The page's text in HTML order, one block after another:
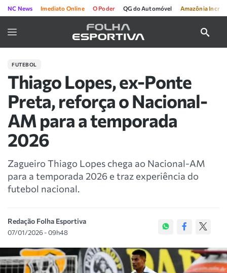
NC News Imediato Online O Poder QG do Automóvel Amazônia
FUTEBOL
Thiago Lopes, ex-Ponte
Preta, reforça o Nacional-
AM para a temporada
2026
Zagueiro Thiago Lopes chega ao Nacional-AM
para a temporada 2026 e traz experiência do
futebol nacional.
Redação Folha Esportiva
07/01/2026 - 09h48